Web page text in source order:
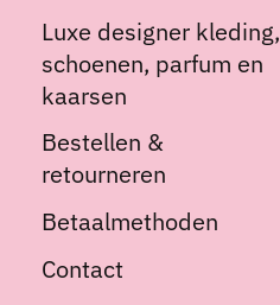
Luxe designer kleding,
schoenen, parfum en
kaarsen
Bestellen &
retourneren
Betaalmethoden
Contact